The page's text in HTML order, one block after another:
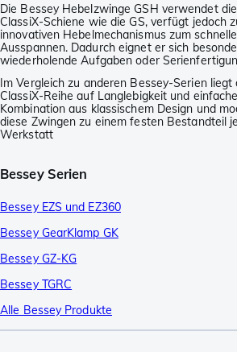
Die Bessey Hebelzwinge GSH verwendet
ClassiX-Schiene wie die GS, verfügt jedoch
innovativen Hebelmechanismus zum
Ausspannen. Dadurch eignet er sich
wiederholende Aufgaben oder
Im Vergleich zu anderen Bessey-Serien
ClassiX-Reihe auf Langlebigkeit und
Kombination aus klassischem Design und
diese Zwingen zu einem festen Bestandteil
Werkstatt
Bessey Serien
Bessey EZS und EZ360
Bessey GearKlamp GK
Bessey GZ-KG
Bessey TGRC
Alle Bessey Produkte